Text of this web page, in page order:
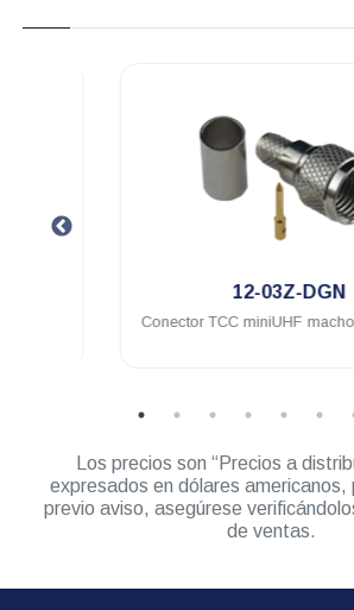
12-03Z-DGN
Conector TCC miniUHF macho
Los precios son “Precios a
expresados en dólares americanos,
previo aviso, asegúrese
de ventas.